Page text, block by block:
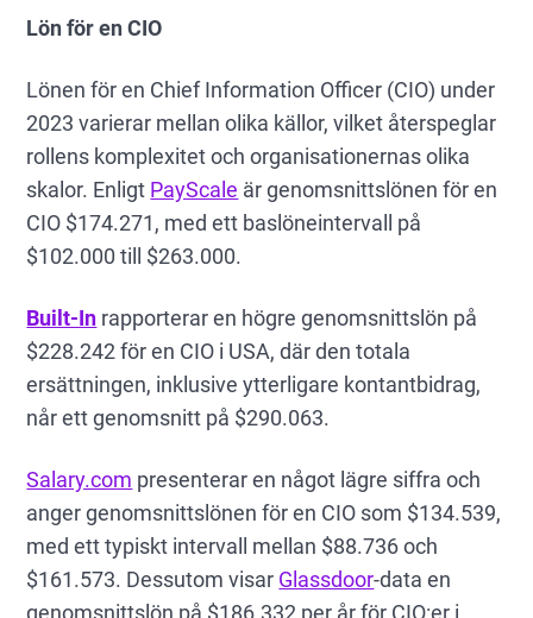
Lön för en CIO
Lönen för en Chief Information Officer (CIO) under
2023 varierar mellan olika källor, vilket återspeglar
rollens komplexitet och organisationernas olika
skalor. Enligt PayScale är genomsnittslönen för en
CIO $174.271, med ett baslöneintervall på
$102.000 till $263.000.
Built-In rapporterar en högre genomsnittslön på
$228.242 för en CIO i USA, där den totala
ersättningen, inklusive ytterligare kontantbidrag,
når ett genomsnitt på $290.063.
Salary.com presenterar en något lägre siffra och
anger genomsnittslönen för en CIO som $134.539,
med ett typiskt intervall mellan $88.736 och
$161.573. Dessutom visar Glassdoor-data en
genomsnittslön på $186.332 per år för CIO:er i